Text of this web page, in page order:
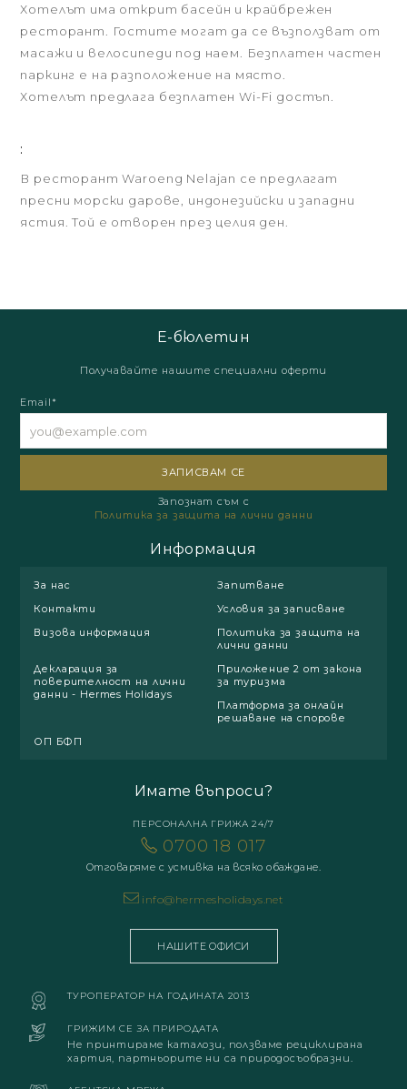
Хотелът има открит басейн и крайбрежен
ресторант. Гостите могат да се възползват от
масажи и велосипеди под наем. Безплатен частен
паркинг е на разположение на място.
Хотелът предлага безплатен Wi-Fi достъп.
:
В ресторант Waroeng Nelajan се предлагат
пресни морски дарове, индонезийски и западни
ястия. Той е отворен през целия ден.
Е-бюлетин
Получавайте нашите специални оферти
Email*
Запознат съм с
Политика за защита на лични данни
Информация
За нас
Запитване
Контакти
Условия за записване
Визова информация
Политика за защита на
лични данни
Декларация за
поверителност на лични
данни - Hermes Holidays
Приложение 2 от закона
за туризма
Платформа за онлайн
решаване на спорове
ОП БФП
Имате въпроси?
ПЕРСОНАЛНА ГРИЖА 24/7
0700 18 017
Отговаряме с усмивка на всяко обаждане.
info@hermesholidays.net
НАШИТЕ ОФИСИ
ТУРОПЕРАТОР НА ГОДИНАТА 2013
ГРИЖИМ СЕ ЗА ПРИРОДАТА
Не принтираме каталози, ползваме рециклирана
хартия, партньорите ни са природосъобразни.